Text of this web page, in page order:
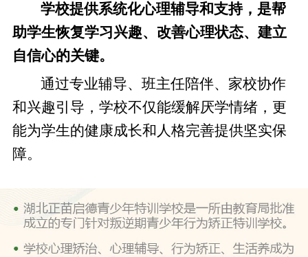
学校提供系统化心理辅导和支持，是帮
助学生恢复学习兴趣、改善心理状态、建立
自信心的关键。
通过专业辅导、班主任陪伴、家校协作
和兴趣引导，学校不仅能缓解厌学情绪，更
能为学生的健康成长和人格完善提供坚实保
障。